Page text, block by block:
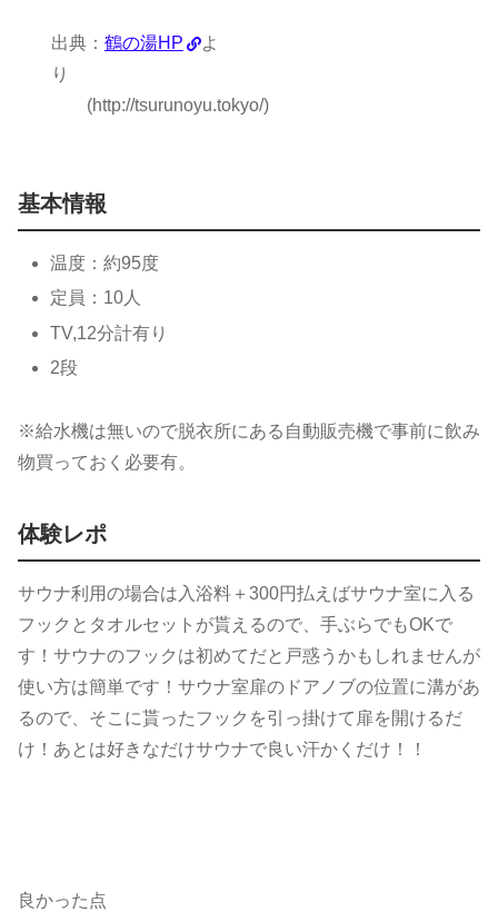
出典： 鶴の湯HP
よ
り
(http://tsurunoyu.tokyo/)
基本情報
温度：約95度
定員：10人
TV,12分計有り
2段
※給水機は無いので脱衣所にある自動販売機で事前に飲み
物買っておく必要有。
体験レポ
サウナ利用の場合は入浴料＋300円払えばサウナ室に入る
フックとタオルセットが貰えるので、手ぶらでもOKで
す！サウナのフックは初めてだと戸惑うかもしれませんが
使い方は簡単です！サウナ室扉のドアノブの位置に溝があ
るので、そこに貰ったフックを引っ掛けて扉を開けるだ
け！あとは好きなだけサウナで良い汗かくだけ！！
良かった点